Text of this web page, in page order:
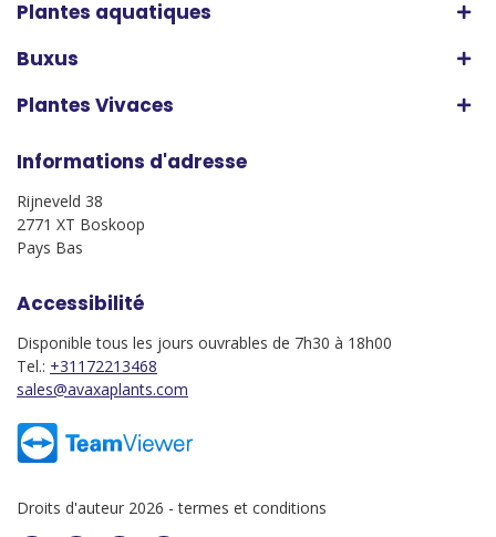
Plantes aquatiques
Buxus
Plantes Vivaces
Informations d'adresse
Rijneveld 38
2771 XT Boskoop
Pays Bas
Accessibilité
Disponible tous les jours ouvrables de 7h30 à 18h00
Tel.: +31172213468
sales@avaxaplants.com
Droits d'auteur 2026 -termes et conditions